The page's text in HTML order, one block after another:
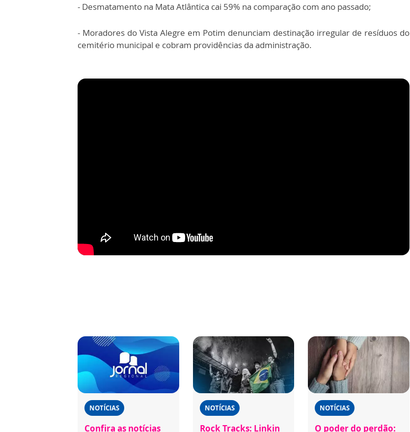
- Desmatamento na Mata Atlântica cai 59% na comparação com ano passado;
- Moradores do Vista Alegre em Potim denunciam destinação irregular de resíduos do
cemitério municipal e cobram providências da administração.
NOTÍCIAS
Confira as notícias
NOTÍCIAS
Rock Tracks: Linkin
NOTÍCIAS
O poder do perdão: